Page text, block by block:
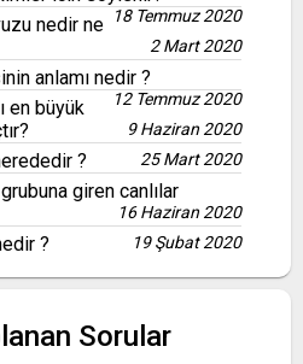
18 Temmuz 2020
nedir ne
2 Mart 2020
anlamı nedir ?
12 Temmuz 2020
en büyük
9 Haziran 2020
? 25 Mart 2020
giren canlılar
16 Haziran 2020
? 19 Şubat 2020
Sorular